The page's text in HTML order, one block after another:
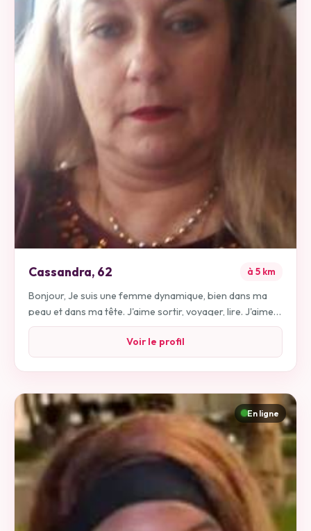
Cassandra, 62 à 5 km
Bonjour, Je suis une femme dynamique, bien dans ma
peau et dans ma tête. J'aime sortir, voyager, lire. J'aime
la vie.
Voir le profil
En ligne